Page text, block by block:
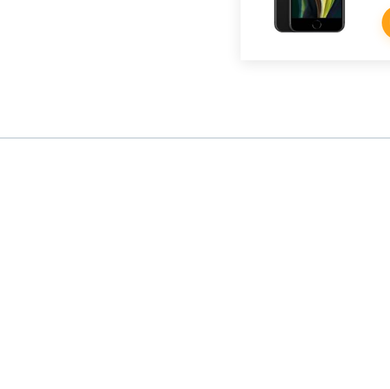
повідомлення.